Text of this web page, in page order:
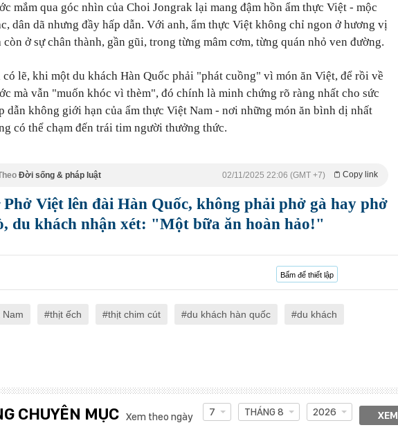
mắm qua góc nhìn của Choi Jongrak lại mang đậm hồn ẩm thực Việt - mộc
dân dã nhưng đầy hấp dẫn. Với anh, ẩm thực Việt không chỉ ngon ở hương vị
còn ở sự chân thành, gần gũi, trong từng mâm cơm, từng quán nhỏ ven đường.
có lẽ, khi một du khách Hàn Quốc phải "phát cuồng" vì món ăn Việt, để rồi về
mà vẫn "muốn khóc vì thèm", đó chính là minh chứng rõ ràng nhất cho sức
dẫn không giới hạn của ẩm thực Việt Nam - nơi những món ăn bình dị nhất
có thể chạm đến trái tim người thưởng thức.
Đời sống & pháp luật Copy link
02/11/2025 22:06 (GMT +7)
Phở Việt lên đài Hàn Quốc, không phải phở gà hay phở
du khách nhận xét: "Một bữa ăn hoàn hảo!"
Bấm để thiết lập
Nam thịt ếch thịt chim cút du khách hàn quốc du khách
CHUYÊN MỤC Xem theo ngày 7 THÁNG 8 2026 XEM